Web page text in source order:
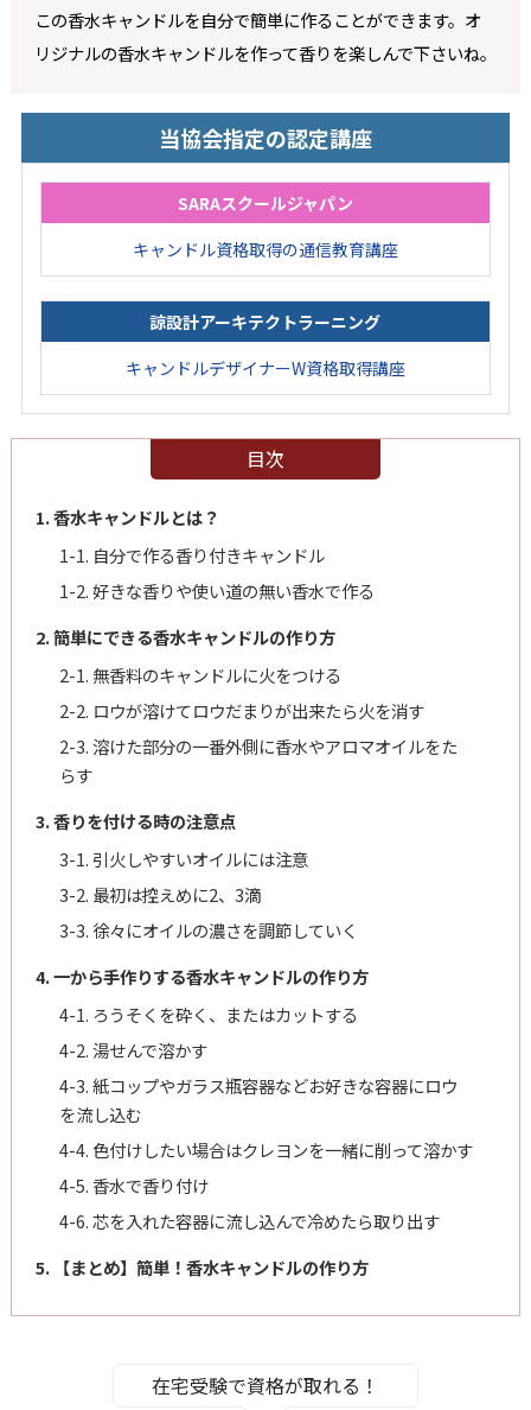
この香水キャンドルを自分で簡単に作ることができます。オ
リジナルの香水キャンドルを作って香りを楽しんで下さいね。
当協会指定の認定講座
SARAスクールジャパン
キャンドル資格取得の通信教育講座
諒設計アーキテクトラーニング
キャンドルデザイナーW資格取得講座
目次
1. 香水キャンドルとは？
1-1. 自分で作る香り付きキャンドル
1-2. 好きな香りや使い道の無い香水で作る
2. 簡単にできる香水キャンドルの作り方
2-1. 無香料のキャンドルに火をつける
2-2. ロウが溶けてロウだまりが出来たら火を消す
2-3. 溶けた部分の一番外側に香水やアロマオイルをた
らす
3. 香りを付ける時の注意点
3-1. 引火しやすいオイルには注意
3-2. 最初は控えめに2、3滴
3-3. 徐々にオイルの濃さを調節していく
4. 一から手作りする香水キャンドルの作り方
4-1. ろうそくを砕く、またはカットする
4-2. 湯せんで溶かす
4-3. 紙コップやガラス瓶容器などお好きな容器にロウ
を流し込む
4-4. 色付けしたい場合はクレヨンを一緒に削って溶かす
4-5. 香水で香り付け
4-6. 芯を入れた容器に流し込んで冷めたら取り出す
5. 【まとめ】簡単！香水キャンドルの作り方
在宅受験で資格が取れる！